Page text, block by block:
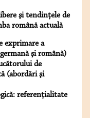
şi tendinţele de
română actuală
exprimare a
şi română)
de
(abordări şi
referenţialitate